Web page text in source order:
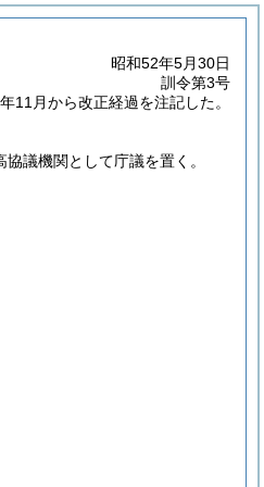
昭和52年5月30日
訓令第3号
11月から改正経過を注記した。
議機関として庁議を置く。